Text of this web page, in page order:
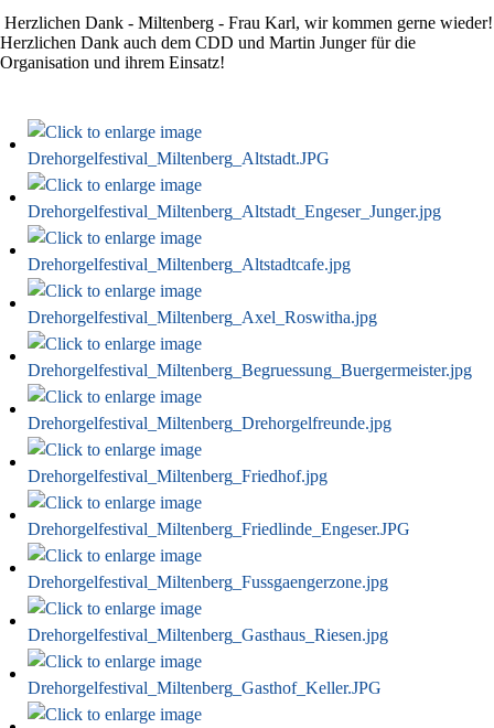
Herzlichen Dank - Miltenberg - Frau Karl, wir kommen gerne wieder!
Herzlichen Dank auch dem CDD und Martin Junger für die
Organisation und ihrem Einsatz!